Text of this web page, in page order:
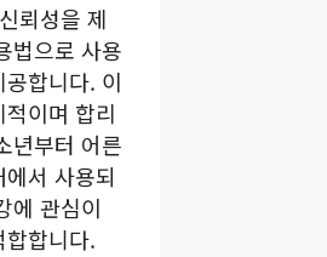
뢰성을 제
법으로 사용
합니다. 이
이며 합리
년부터 어른
서 사용되
에 관심이
합니다.